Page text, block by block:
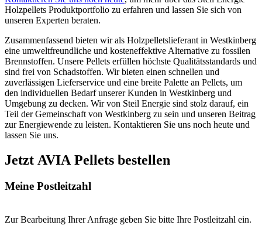
Holzpellets Produktportfolio zu erfahren und lassen Sie sich von
unseren Experten beraten.
Zusammenfassend bieten wir als Holzpelletslieferant in Westkinberg
eine umweltfreundliche und kosteneffektive Alternative zu fossilen
Brennstoffen. Unsere Pellets erfüllen höchste Qualitätsstandards und
sind frei von Schadstoffen. Wir bieten einen schnellen und
zuverlässigen Lieferservice und eine breite Palette an Pellets, um
den individuellen Bedarf unserer Kunden in Westkinberg und
Umgebung zu decken. Wir von Steil Energie sind stolz darauf, ein
Teil der Gemeinschaft von Westkinberg zu sein und unseren Beitrag
zur Energiewende zu leisten. Kontaktieren Sie uns noch heute und
lassen Sie uns.
Jetzt AVIA Pellets bestellen
Meine Postleitzahl
Zur Bearbeitung Ihrer Anfrage geben Sie bitte Ihre Postleitzahl ein.